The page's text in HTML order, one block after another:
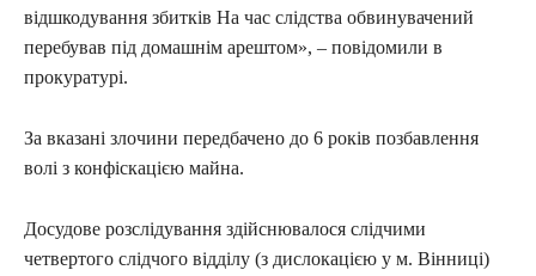
відшкодування збитків На час слідства обвинувачений
перебував під домашнім арештом», – повідомили в
прокуратурі.
За вказані злочини передбачено до 6 років позбавлення
волі з конфіскацією майна.
Досудове розслідування здійснювалося слідчими
четвертого слідчого відділу (з дислокацією у м. Вінниці)